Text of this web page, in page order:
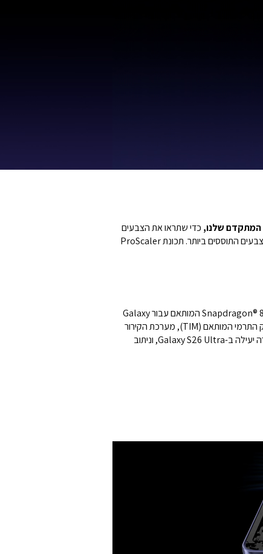
כדי שתראו את הצבעים
ואת מעברי הגוונים בדיוק כפי שהיוצר התכוון. הטכנולוגיה מאפשרת שיפור משמעותי בביצועים הגרפיים, מהגוונים העמוקים ביותר ועד לצבעים התוססים ביותר. תכונת ProScaler
Galaxy S26 Ultra נועד למשימות תובעניות, בין אם מדובר במשחקים עתירי משאבים או בשימוש ב-Galaxy AI, בזכות Snapdragon®‎ 8 Elite Gen 5 המותאם עבור Galaxy
בשילוב עם חומר הממשק התרמי המותאם (TIM), מערכת הקירור
המתקדמת פועלת בתוך המכשיר ומספקת ביצועים תרמיים משופרים ב-21%. משחקים מותאמים ל-Vulkan מעבדים אור וצללים בצורה יעילה ב-Galaxy S26 Ultra, וניתוב